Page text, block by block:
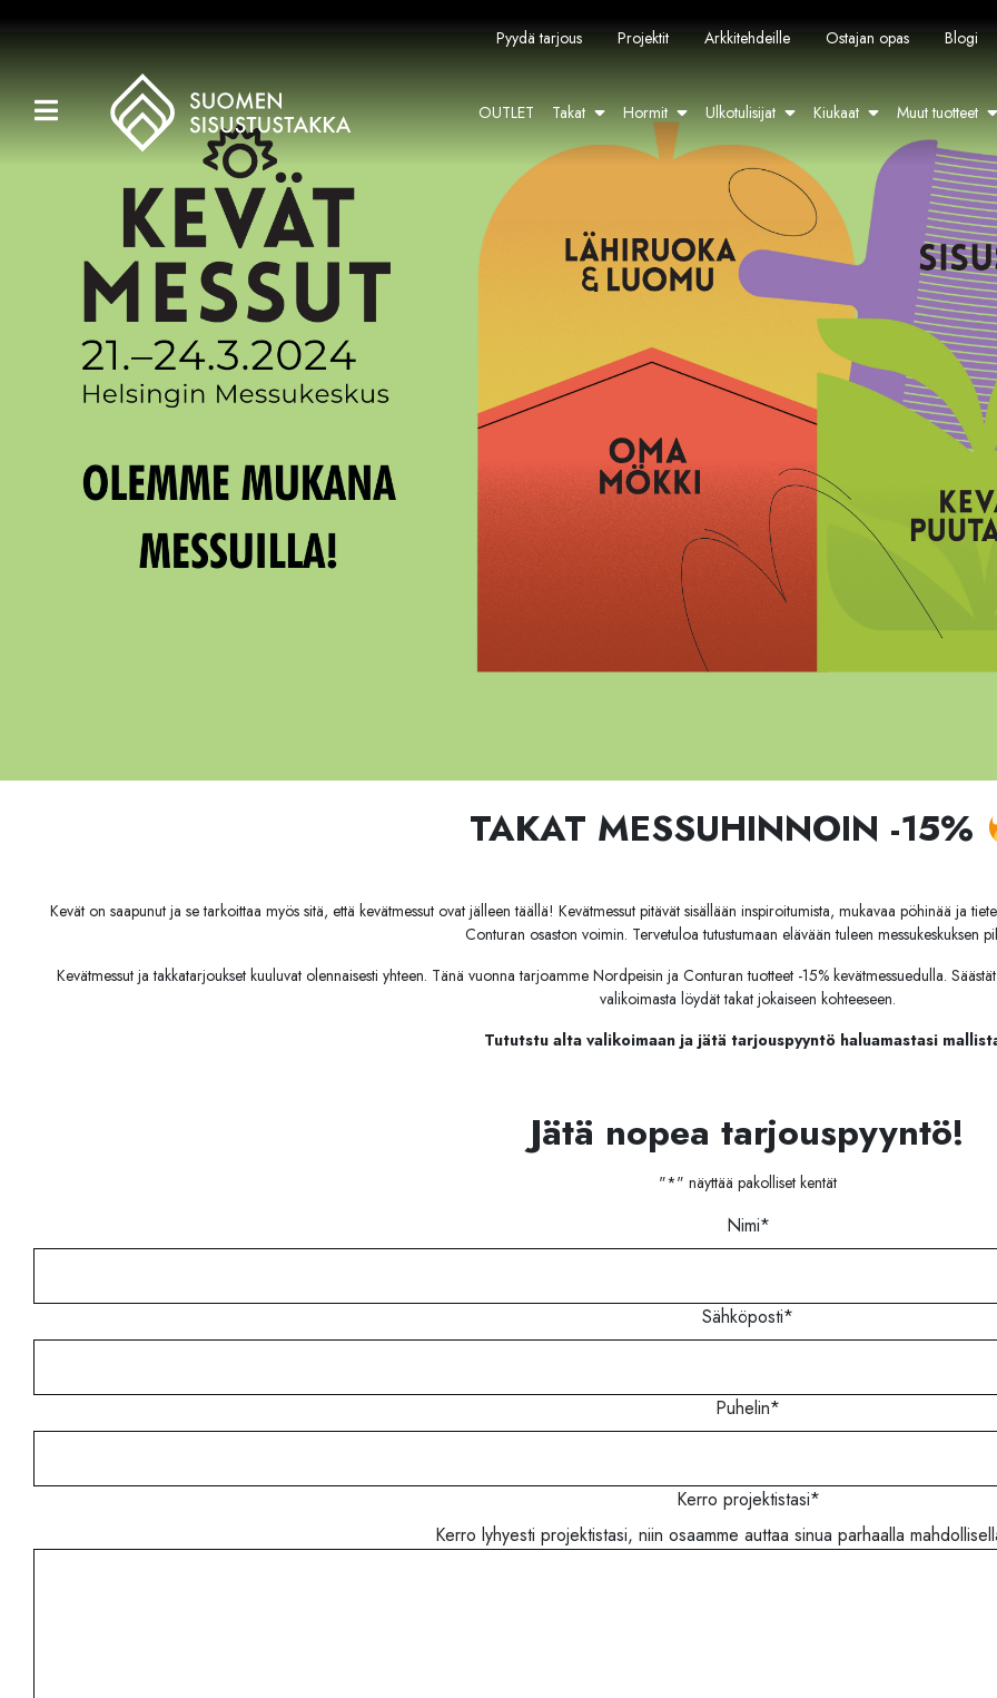
Kaikki tuotteet
Hormit
Ulkotulisijat
Muut tuotteet
Pyydä tarjous Projektit Arkkitehdeille Ostajan opas Blogi
OUTLET Takat Hormit Ulkotulisijat Kiukaat Muut tuotteet
TAKAT MESSUHINNOIN -15%
Kevät on saapunut ja se tarkoittaa myös sitä, että kevätmessut ovat jälleen täällä! Kevätmessut pitävät sisällään inspiroitumista, mukavaa pöhinää ja
Conturan osaston voimin. Tervetuloa tutustumaan elävään tuleen messukeskuksen
Kevätmessut ja takkatarjoukset kuuluvat olennaisesti yhteen. Tänä vuonna tarjoamme Nordpeisin ja Conturan tuotteet -15% kevätmessuedulla.
valikoimasta löydät takat jokaiseen kohteeseen.
Tututstu alta valikoimaan ja jätä tarjouspyyntö haluamastasi
Jätä nopea tarjouspyyntö!
"*" näyttää pakolliset kentät
Nimi*
Sähköposti*
Puhelin*
Kerro projektistasi*
Kerro lyhyesti projektistasi, niin osaamme auttaa sinua parhaalla